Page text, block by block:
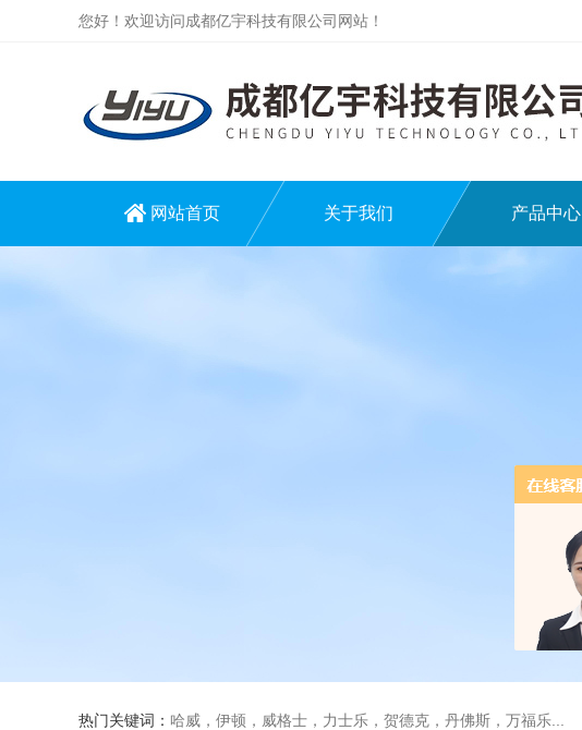
您好！欢迎访问成都亿宇科技有限公司网站！
网站首页 关于我们 产品中心
热门关键词： 哈威，伊顿，威格士，力士乐，贺德克，丹佛斯，万福乐...